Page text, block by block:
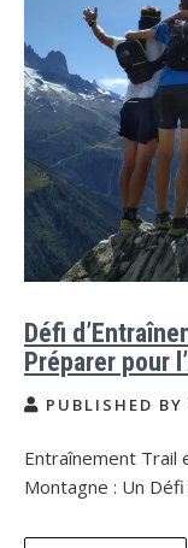
Défi
Préparer pour
PUBLISHED BY
Entraînement Trail
Montagne : Un